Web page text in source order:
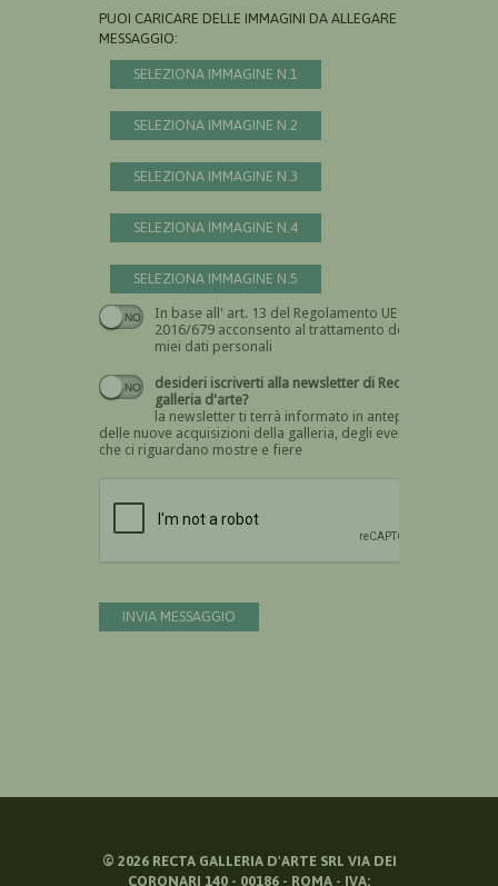
PUOI CARICARE DELLE IMMAGINI DA ALLEGARE AL
MESSAGGIO:
SELEZIONA IMMAGINE N.1
SELEZIONA IMMAGINE N.2
SELEZIONA IMMAGINE N.3
SELEZIONA IMMAGINE N.4
SELEZIONA IMMAGINE N.5
In base all' art. 13 del Regolamento UE n.
2016/679 acconsento al trattamento dei
miei dati personali
Devi dare il consenso
desideri iscriverti alla newsletter di Recta
galleria d'arte?
la newsletter ti terrà informato in anteprima
delle nuove acquisizioni della galleria, degli eventi
che ci riguardano mostre e fiere
INVIA MESSAGGIO
© 2026RECTA GALLERIA D'ARTE SRL VIA DEI
CORONARI 140 - 00186 - ROMA - IVA: